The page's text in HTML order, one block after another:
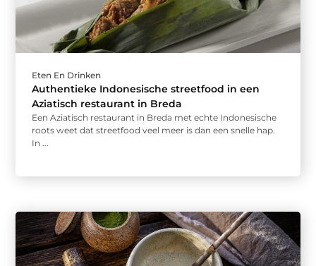
Eten En Drinken
Authentieke Indonesische streetfood in een
Aziatisch restaurant in Breda
Een Aziatisch restaurant in Breda met echte Indonesische
roots weet dat streetfood veel meer is dan een snelle hap.
In ...